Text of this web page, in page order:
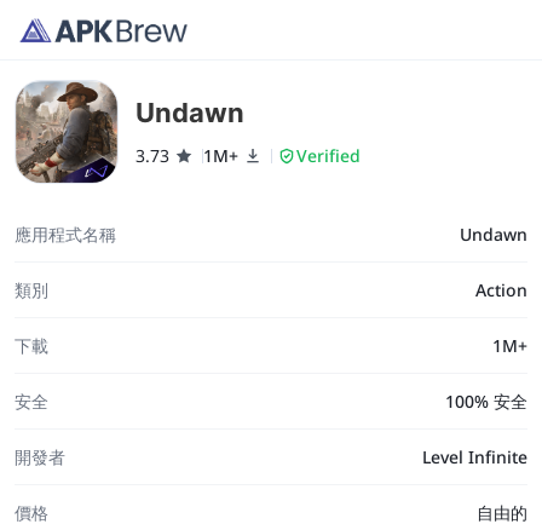
Undawn
3.73 1M+ Verified
應用程式名稱 Undawn
類別 Action
下載 1M+
安全 100% 安全
開發者 Level Infinite
價格 自由的